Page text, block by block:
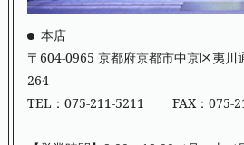
本店
〒604-0965 京都府京都市中京区夷川
264
TEL：075-211-5211 FAX：075-